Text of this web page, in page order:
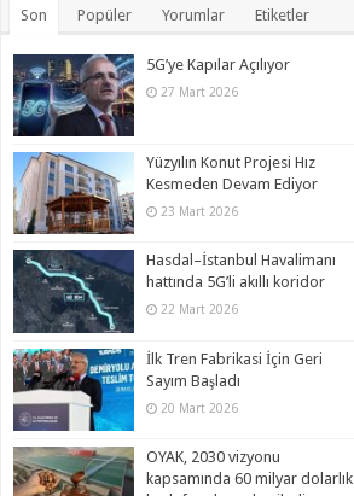
Son Popüler Yorumlar Etiketler
5G’ye Kapılar Açılıyor
27 Mart 2026
Yüzyılın Konut Projesi Hız
Kesmeden Devam Ediyor
23 Mart 2026
Hasdal–İstanbul Havalimanı
hattında 5G’li akıllı koridor
22 Mart 2026
İlk Tren Fabrikasi İçin Geri
Sayım Başladı
20 Mart 2026
OYAK, 2030 vizyonu
kapsamında 60 milyar dolarlık